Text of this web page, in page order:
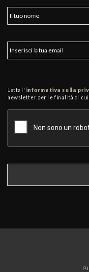
Letta l'informativa sulla
newsletter per le finalità di cui